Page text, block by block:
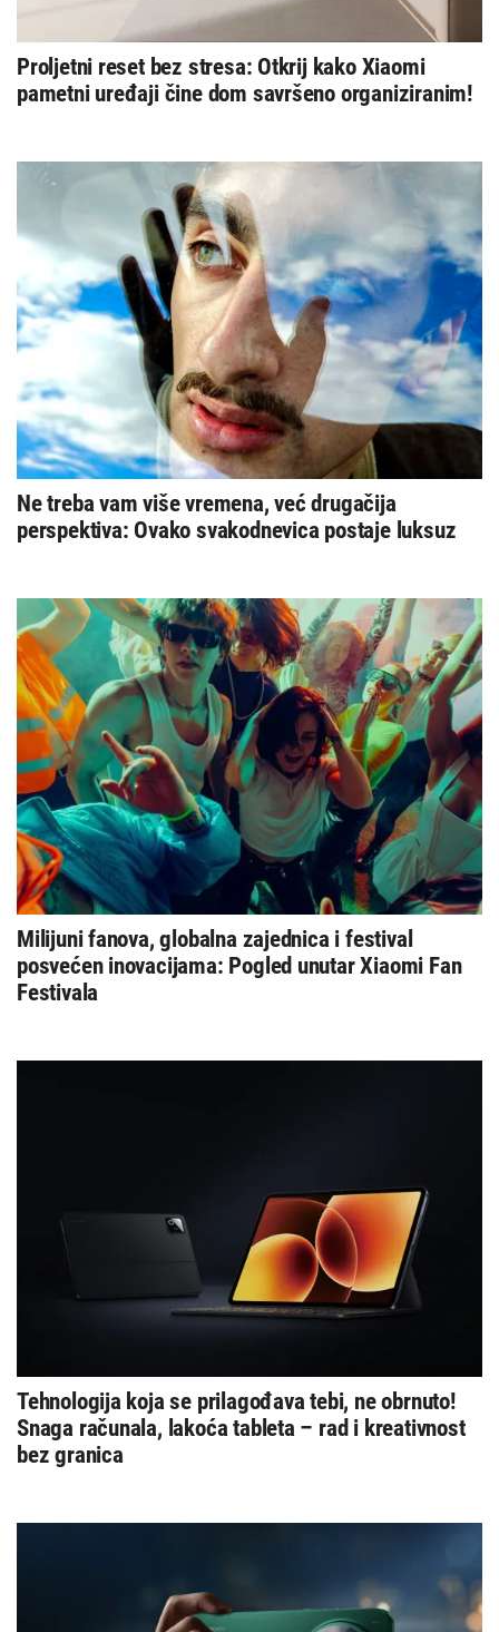
Proljetni reset bez stresa: Otkrij kako Xiaomi
pametni uređaji čine dom savršeno organiziranim!
Ne treba vam više vremena, već drugačija
perspektiva: Ovako svakodnevica postaje luksuz
Milijuni fanova, globalna zajednica i festival
posvećen inovacijama: Pogled unutar Xiaomi Fan
Festivala
Tehnologija koja se prilagođava tebi, ne obrnuto!
Snaga računala, lakoća tableta – rad i kreativnost
bez granica